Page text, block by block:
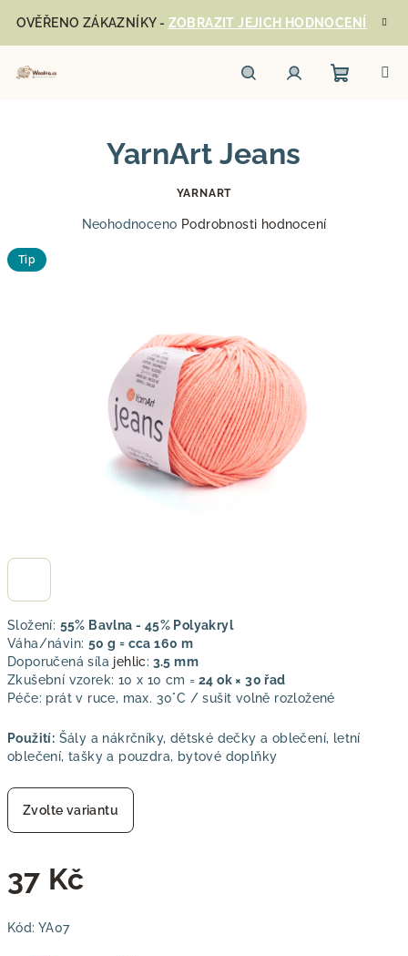
obsah
OVĚŘENO ZÁKAZNÍKY - ZOBRAZIT JEJICH HODNOCENÍ
Složení: 55% Bavlna - 45% Polyakryl
Váha/návin: 50 g = cca 160 m
Doporučená síla jehlic: 3.5 mm
Zkušební vzorek: 10 x 10 cm = 24 ok × 30 řad
Péče: prát v ruce, max. 30°C / sušit volně rozložené
Použití: Šály a nákrčníky, dětské dečky a oblečení, letní
oblečení, tašky a pouzdra, bytové doplňky
Zvolte variantu
37 Kč
cena:
Kód: YA07
YarnArt Jeans
YARNART
Průměrné
hvězdiček.
Neohodnoceno Podrobnosti hodnocení
Tip